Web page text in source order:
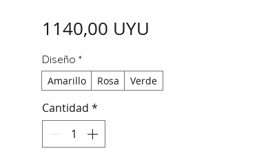
1140,00 UYU
Diseño *
Amarillo
Rosa Verde
Cantidad *